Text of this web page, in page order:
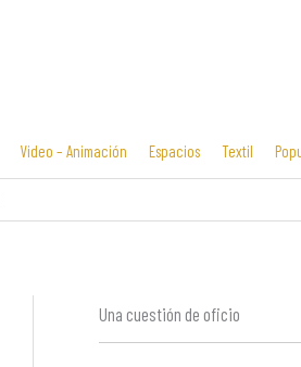
Video – Animación Espacios Textil
Una cuestión de oficio